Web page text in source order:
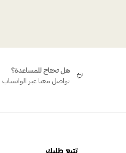
هل تحتاج للمساعدة؟
تواصل معنا عبر الواتساب
تتبع طلبك